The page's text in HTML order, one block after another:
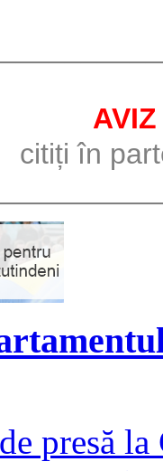
citiți în
presă la